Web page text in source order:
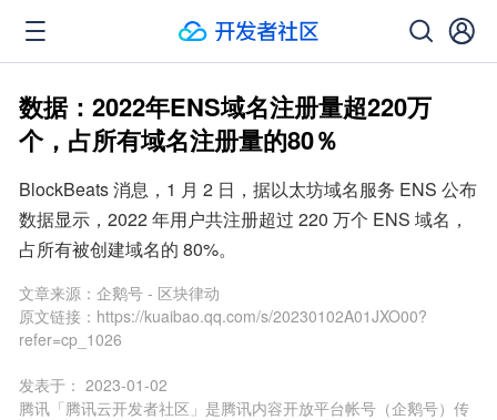
数据：2022年ENS域名注册量超220万
个，占所有域名注册量的80％
BlockBeats 消息，1 月 2 日，据以太坊域名服务 ENS 公布
数据显示，2022 年用户共注册超过 220 万个 ENS 域名，
占所有被创建域名的 80%。
文章来源： 企鹅号 - 区块律动
原文链接： https://kuaibao.qq.com/s/20230102A01JXO00?
refer=cp_1026
发表于： 2023-01-02
腾讯「腾讯云开发者社区」是腾讯内容开放平台帐号（企鹅号）传